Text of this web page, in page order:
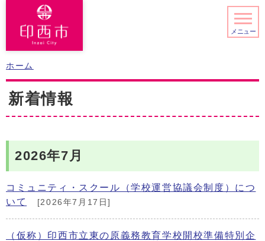
メニュー
ホーム
新着情報
2026年7月
コミュニティ・スクール（学校運営協議会制度）につ
いて
[2026年7月17日]
（仮称）印西市立東の原義務教育学校開校準備特別企